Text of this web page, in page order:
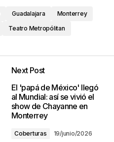
Guadalajara
Monterrey
Teatro Metropólitan
Next Post
El 'papá de México' llegó
al Mundial: así se vivió el
show de Chayanne en
Monterrey
Coberturas 19/junio/2026